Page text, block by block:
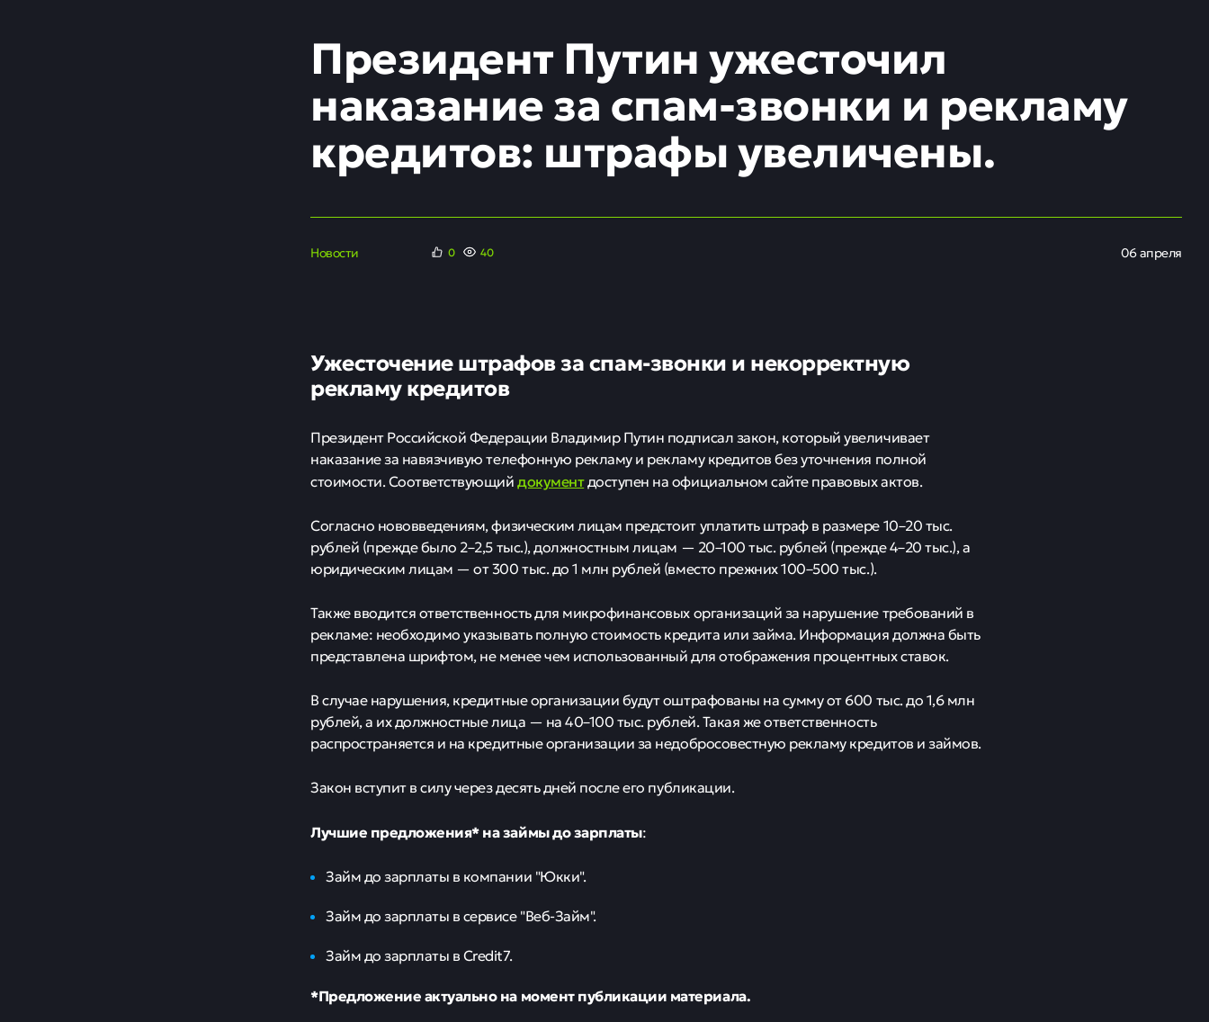
Президент Путин ужесточил
наказание за спам-звонки и рекламу
кредитов: штрафы увеличены.
Новости 0 40 06 апреля
Ужесточение штрафов за спам-звонки и некорректную
рекламу кредитов
Президент Российской Федерации Владимир Путин подписал закон, который увеличивает
наказание за навязчивую телефонную рекламу и рекламу кредитов без уточнения полной
стоимости. Соответствующийдокументдоступен на официальном сайте правовых актов.
Согласно нововведениям, физическим лицам предстоит уплатить штраф в размере 10–20 тыс.
рублей (прежде было 2–2,5 тыс.), должностным лицам — 20–100 тыс. рублей (прежде 4–20 тыс.), а
юридическим лицам — от 300 тыс. до 1 млн рублей (вместо прежних 100–500 тыс.).
Также вводится ответственность для микрофинансовых организаций за нарушение требований в
рекламе: необходимо указывать полную стоимость кредита или займа. Информация должна быть
представлена шрифтом, не менее чем использованный для отображения процентных ставок.
В случае нарушения, кредитные организации будут оштрафованы на сумму от 600 тыс. до 1,6 млн
рублей, а их должностные лица — на 40–100 тыс. рублей. Такая же ответственность
распространяется и на кредитные организации за недобросовестную рекламу кредитов и займов.
Закон вступит в силу через десять дней после его публикации.
Лучшие предложения* на займыдо зарплаты:
Займ до зарплаты в компании "Юкки".
Займ до зарплаты в сервисе "Веб-Займ".
Займ до зарплаты в Credit7.
*Предложение актуально на момент публикации материала.